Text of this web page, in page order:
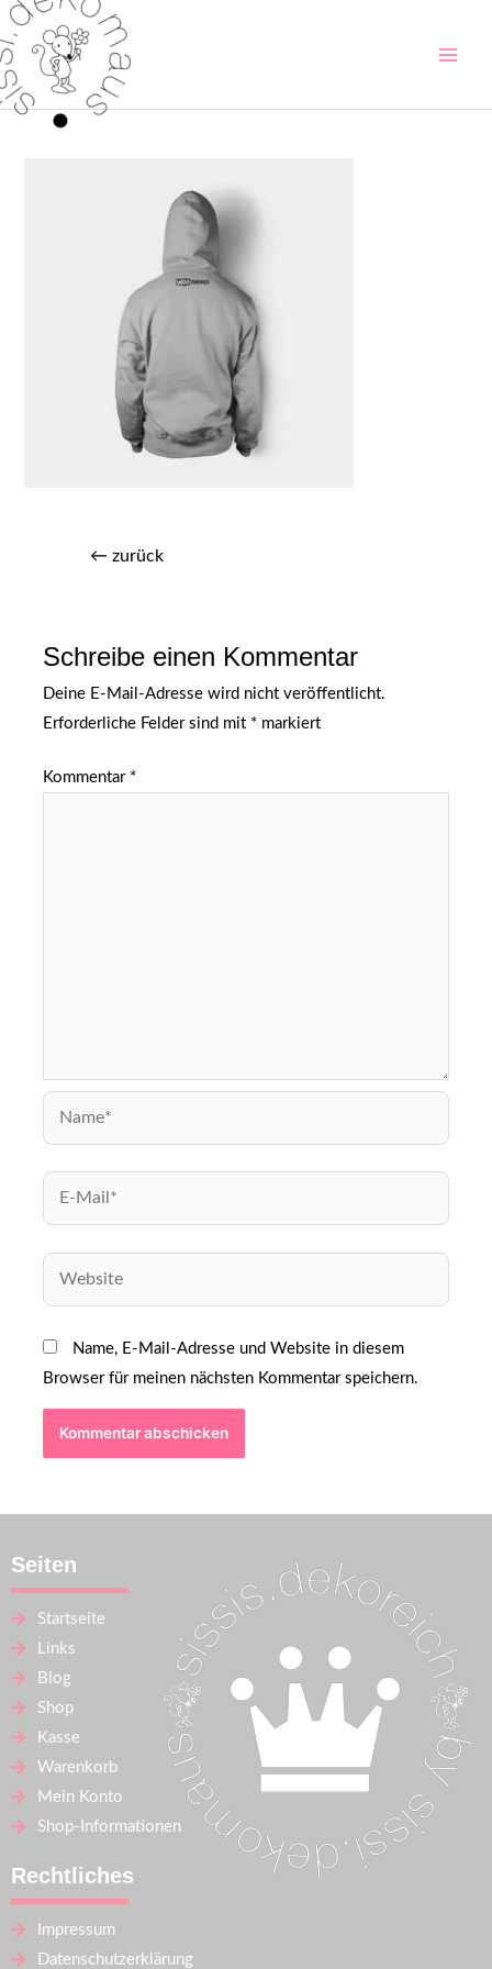
← zurück
Schreibe einen Kommentar
Deine E-Mail-Adresse wird nicht veröffentlicht.
Erforderliche Felder sind mit * markiert
Kommentar *
Name, E-Mail-Adresse und Website in diesem
Browser für meinen nächsten Kommentar speichern.
Seiten
Startseite
Links
Blog
Shop
Kasse
Warenkorb
Mein Konto
Shop-Informationen
Rechtliches
Impressum
Datenschutzerklärung